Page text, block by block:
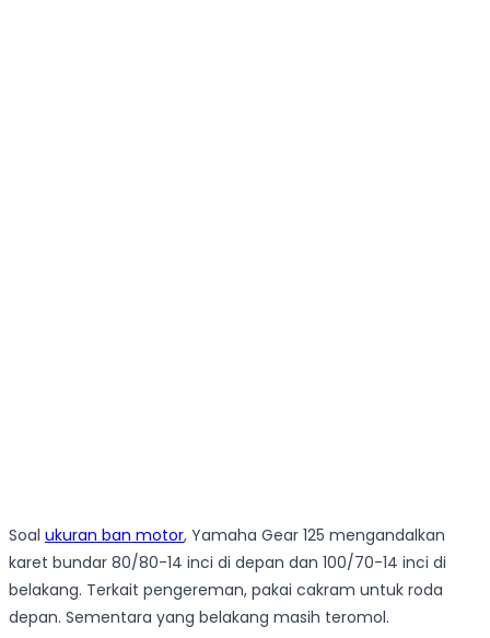
Soal ukuran ban motor, Yamaha Gear 125 mengandalkan
karet bundar 80/80-14 inci di depan dan 100/70-14 inci di
belakang. Terkait pengereman, pakai cakram untuk roda
depan. Sementara yang belakang masih teromol.